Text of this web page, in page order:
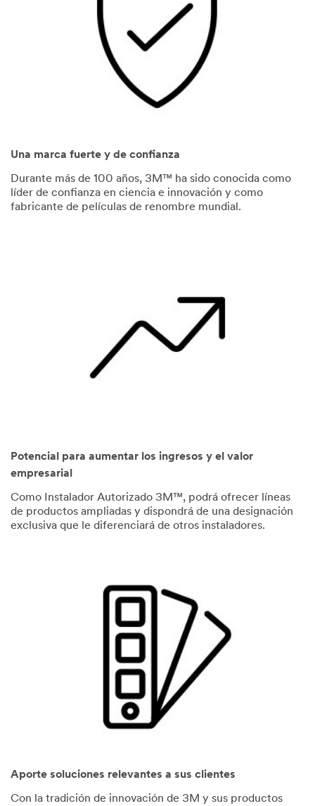
Una marca fuerte y de confianza
Durante más de 100 años, 3M™ ha sido conocida como
líder de confianza en ciencia e innovación y como
fabricante de películas de renombre mundial.
Potencial para aumentar los ingresos y el valor
empresarial
Como Instalador Autorizado 3M™, podrá ofrecer líneas
de productos ampliadas y dispondrá de una designación
exclusiva que le diferenciará de otros instaladores.
Aporte soluciones relevantes a sus clientes
Con la tradición de innovación de 3M y sus productos